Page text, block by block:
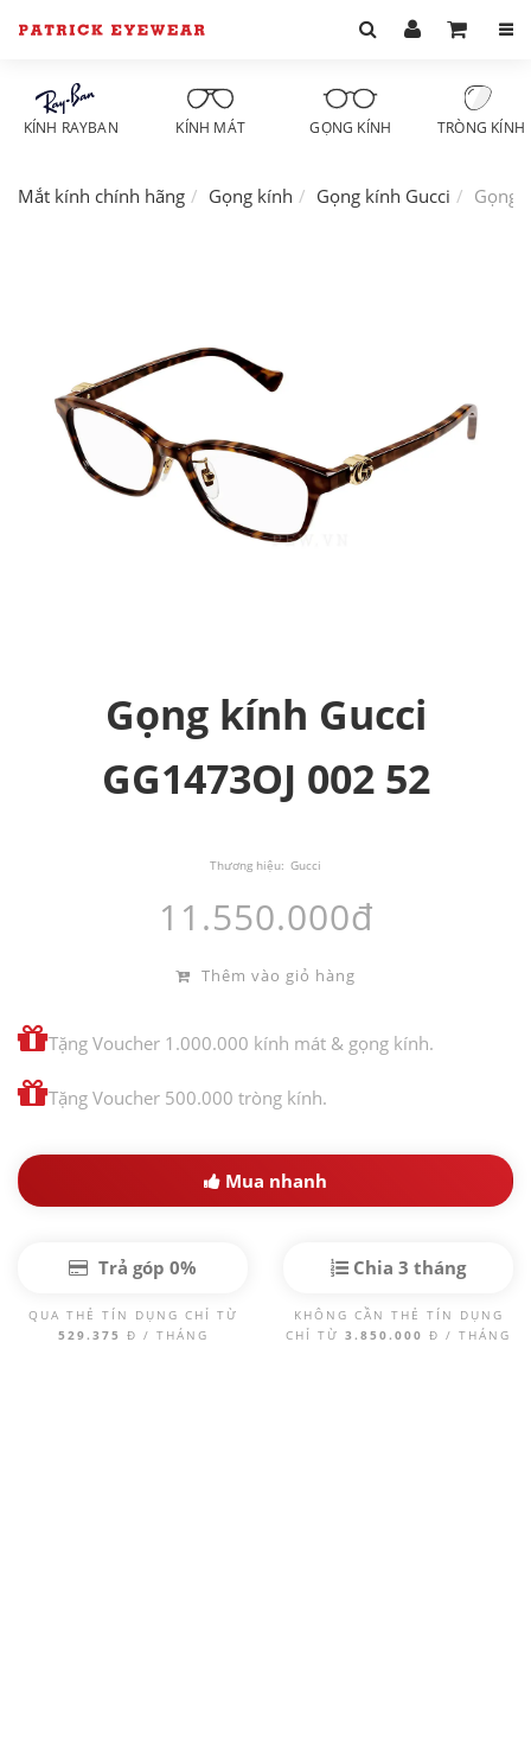
KÍNH RAYBAN KÍNH MÁT GỌNG KÍNH TRÒNG KÍNH
Mắt kính chính hãng Gọng kính Gọng kính Gucci Gọng
Gọng kính Gucci
GG1473OJ 002 52
Thương hiệu: Gucci
11.550.000đ
Thêm vào giỏ hàng
Tặng Voucher 1.000.000 kính mát & gọng kính.
Tặng Voucher 500.000 tròng kính.
Mua nhanh
Trả góp 0%
QUA THẺ TÍN DỤNG CHỈ TỪ
529.375 Đ / THÁNG
Chia 3 tháng
KHÔNG CẦN THẺ TÍN DỤNG
CHỈ TỪ 3.850.000 Đ / THÁNG